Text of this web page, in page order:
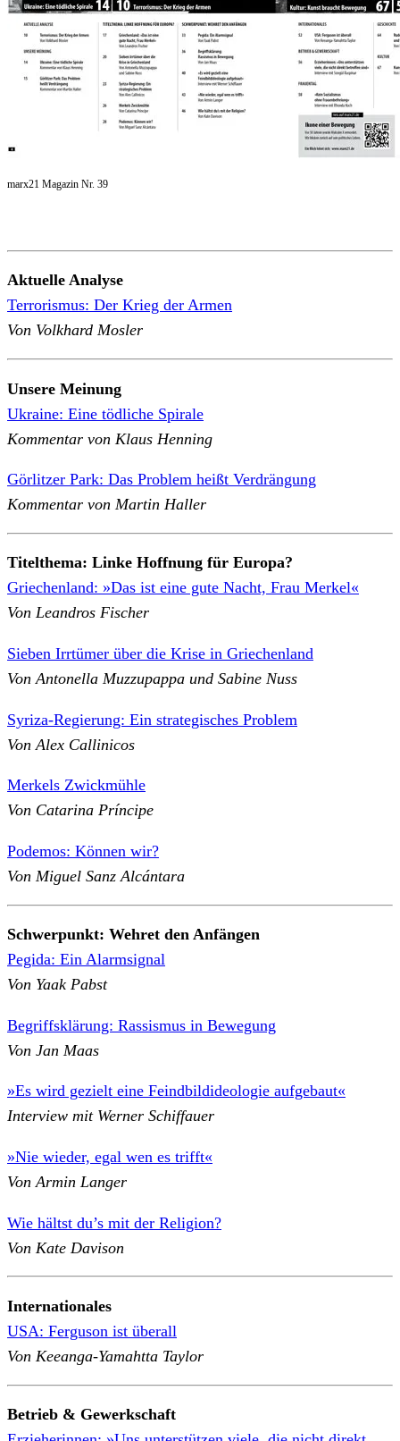
marx21 Magazin Nr. 39
Aktuelle Analyse
Terrorismus: Der Krieg der Armen
Von Volkhard Mosler
Unsere Meinung
Ukraine: Eine tödliche Spirale
Kommentar von Klaus Henning
Görlitzer Park: Das Problem heißt Verdrängung
Kommentar von Martin Haller
Titelthema: Linke Hoffnung für Europa?
Griechenland: »Das ist eine gute Nacht, Frau Merkel«
Von Leandros Fischer
Sieben Irrtümer über die Krise in Griechenland
Von Antonella Muzzupappa und Sabine Nuss
Syriza-Regierung: Ein strategisches Problem
Von Alex Callinicos
Merkels Zwickmühle
Von Catarina Príncipe
Podemos: Können wir?
Von Miguel Sanz Alcántara
Schwerpunkt: Wehret den Anfängen
Pegida: Ein Alarmsignal
Von Yaak Pabst
Begriffsklärung: Rassismus in Bewegung
Von Jan Maas
»Es wird gezielt eine Feindbildideologie aufgebaut«
Interview mit Werner Schiffauer
»Nie wieder, egal wen es trifft«
Von Armin Langer
Wie hältst du’s mit der Religion?
Von Kate Davison
Internationales
USA: Ferguson ist überall
Von Keeanga-Yamahtta Taylor
Betrieb & Gewerkschaft